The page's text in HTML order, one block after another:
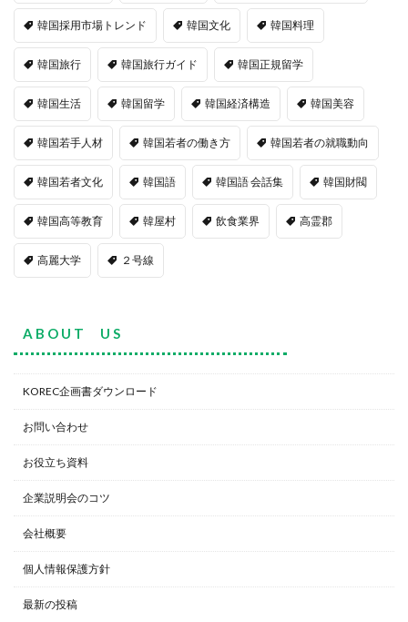
韓国採用市場トレンド 韓国文化 韓国料理
韓国旅行 韓国旅行ガイド 韓国正規留学
韓国生活 韓国留学 韓国経済構造 韓国美容
韓国若手人材 韓国若者の働き方 韓国若者の就職動向
韓国若者文化 韓国語 韓国語 会話集 韓国財閥
韓国高等教育 韓屋村 飲食業界 高霊郡
高麗大学 ２号線
A B O U T U S
KOREC企画書ダウンロード
お問い合わせ
お役立ち資料
企業説明会のコツ
会社概要
個人情報保護方針
最新の投稿